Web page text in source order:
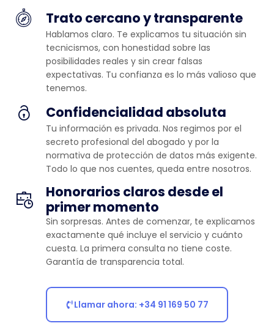
Trato cercano y transparente
Hablamos claro. Te explicamos tu situación sin
tecnicismos, con honestidad sobre las
posibilidades reales y sin crear falsas
expectativas. Tu confianza es lo más valioso que
tenemos.
Confidencialidad absoluta
Tu información es privada. Nos regimos por el
secreto profesional del abogado y por la
normativa de protección de datos más exigente.
Todo lo que nos cuentes, queda entre nosotros.
Honorarios claros desde el
primer momento
Sin sorpresas. Antes de comenzar, te explicamos
exactamente qué incluye el servicio y cuánto
cuesta. La primera consulta no tiene coste.
Garantía de transparencia total.
Llamar ahora: +34 91 169 50 77